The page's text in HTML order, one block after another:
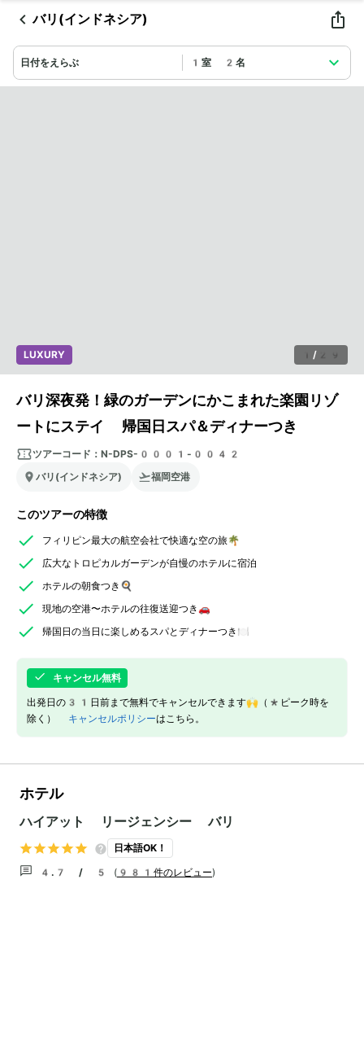
バリ(インドネシア)
日付をえらぶ 1室 2名
1 / 29
LUXURY
バリ深夜発！緑のガーデンにかこまれた楽園リゾ
ートにステイ 帰国日スパ＆ディナーつき
ツアーコード： N-DPS-0001-0042
バリ(インドネシア)
福岡空港
このツアーの特徴
フィリピン最大の航空会社で快適な空の旅🌴
広大なトロピカルガーデンが自慢のホテルに宿泊
ホテルの朝食つき🍳
現地の空港〜ホテルの往復送迎つき🚗
帰国日の当日に楽しめるスパとディナーつき🍽
キャンセル無料
出発日の31日前まで無料でキャンセルできます🙌（*ピーク時を
除く） キャンセルポリシーはこちら。
ホテル
ハイアット リージェンシー バリ
日本語OK！
4.7 / 5 ( 981件のレビュー)